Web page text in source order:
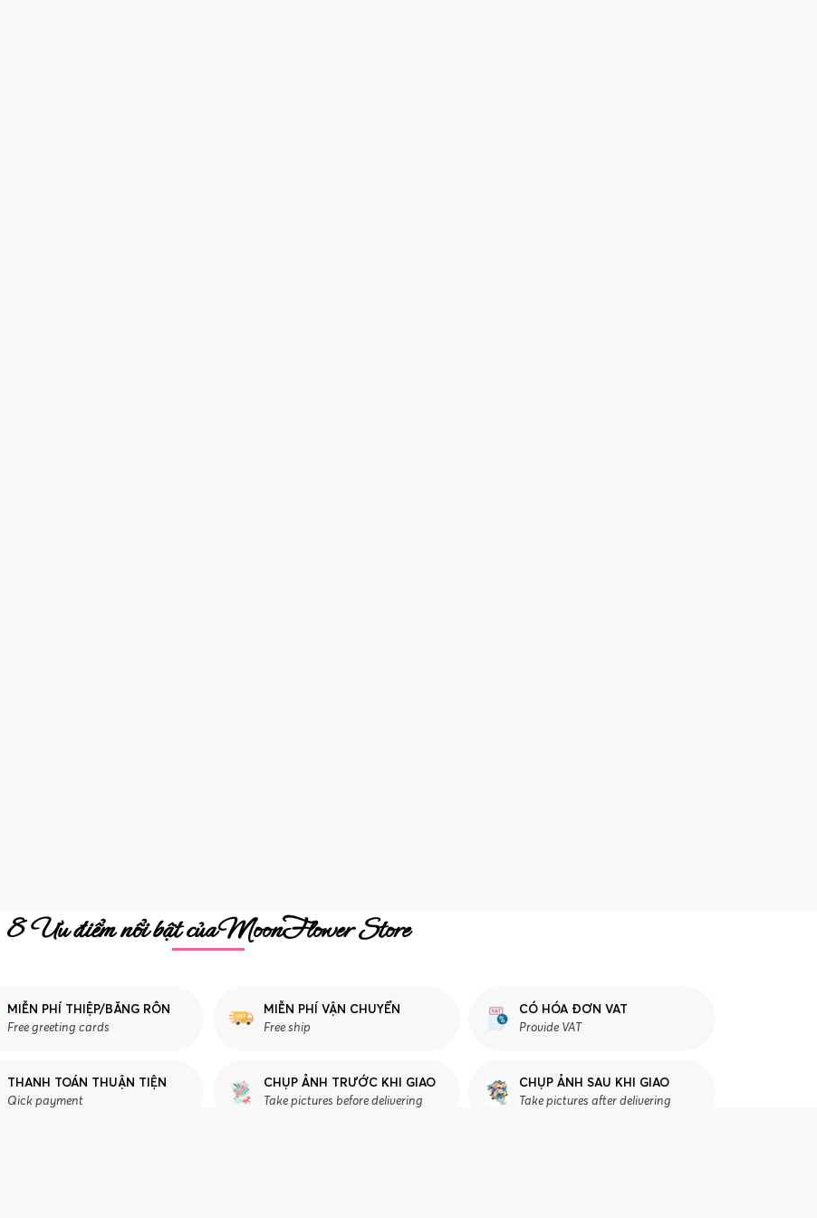
8 Ưu điểm nổi bật của MoonFlower Store
MIỄN PHÍ THIỆP/BĂNG RÔN
Free greeting cards
MIỄN PHÍ VẬN CHUYỂN
Free ship
CÓ HÓA ĐƠN VAT
Provide VAT
THANH TOÁN THUẬN TIỆN
Qick payment
CHỤP ẢNH TRƯỚC KHI GIAO
Take pictures before delivering
CHỤP ẢNH SAU KHI GIAO
Take pictures after delivering